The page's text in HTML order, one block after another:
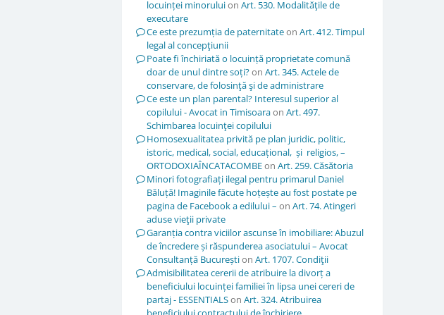
locuinței minoruluion Art. 530. Modalităţile de
executare
Ce este prezumția de paternitateon Art. 412. Timpul
legal al concepţiunii
Poate fi închiriată o locuință proprietate comună
doar de unul dintre soți?on Art. 345. Actele de
conservare, de folosinţă şi de administrare
Ce este un plan parental? Interesul superior al
copilului - Avocat in Timisoaraon Art. 497.
Schimbarea locuinţei copilului
Homosexualitatea privită pe plan juridic, politic,
istoric, medical, social, educațional, și religios, –
ORTODOXIAÎNCATACOMBEon Art. 259. Căsătoria
Minori fotografiați ilegal pentru primarul Daniel
Băluță! Imaginile făcute hoțește au fost postate pe
pagina de Facebook a edilului – on Art. 74. Atingeri
aduse vieţii private
Garanția contra viciilor ascunse în imobiliare: Abuzul
de încredere și răspunderea asociatului – Avocat
Consultanță Bucureștion Art. 1707. Condiţii
Admisibilitatea cererii de atribuire la divorț a
beneficiului locuinței familiei în lipsa unei cereri de
partaj - ESSENTIALSon Art. 324. Atribuirea